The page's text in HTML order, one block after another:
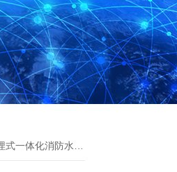
一体化消防水池设泵房计